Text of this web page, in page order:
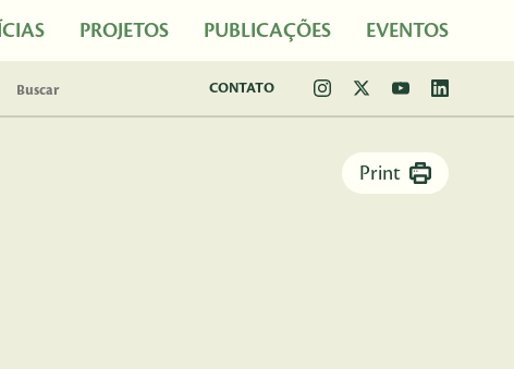
PROJETOS PUBLICAÇÕES EVENTOS
CONTATO
Print